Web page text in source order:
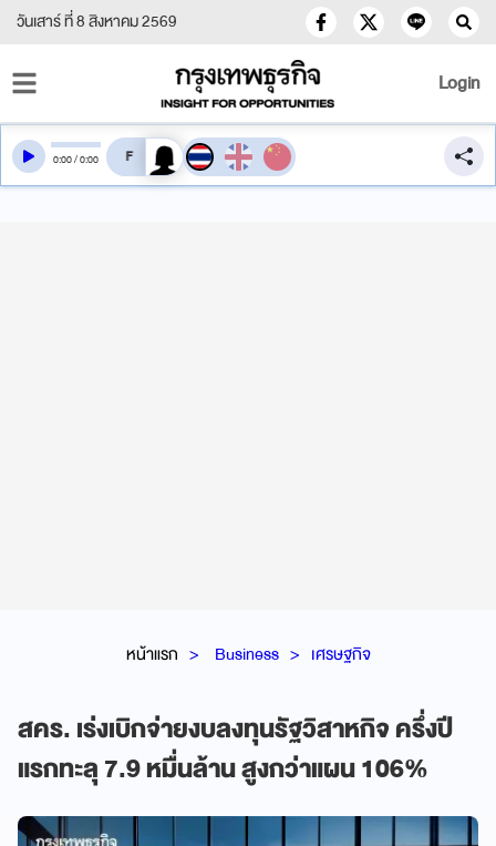
วันเสาร์ ที่ 8 สิงหาคม 2569
Login
หน้าแรก Business เศรษฐกิจ
สคร. เร่งเบิกจ่ายงบลงทุนรัฐวิสาหกิจ ครึ่งปี
แรกทะลุ 7.9 หมื่นล้าน สูงกว่าแผน 106%
0:00/0:00 สลับเสียงอ่าน